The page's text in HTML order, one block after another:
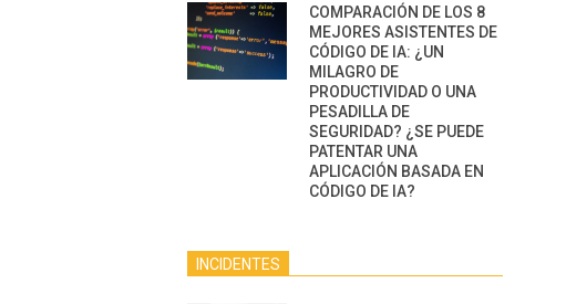
COMPARACIÓN DE LOS 8
MEJORES ASISTENTES DE
CÓDIGO DE IA: ¿UN
MILAGRO DE
PRODUCTIVIDAD O UNA
PESADILLA DE
SEGURIDAD? ¿SE PUEDE
PATENTAR UNA
APLICACIÓN BASADA EN
CÓDIGO DE IA?
INCIDENTES